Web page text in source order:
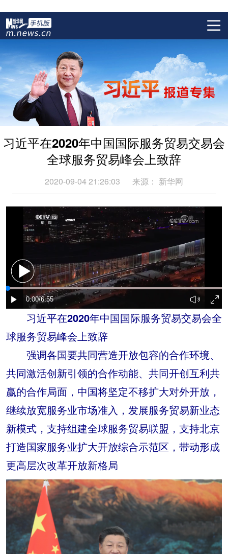
习近平在2020年中国国际服务贸易交易会
全球服务贸易峰会上致辞
2020-09-04 21:26:03 来源： 新华网
习近平在2020年中国国际服务贸易交易会全
球服务贸易峰会上致辞
强调各国要共同营造开放包容的合作环境、
共同激活创新引领的合作动能、共同开创互利共
赢的合作局面，中国将坚定不移扩大对外开放，
继续放宽服务业市场准入，发展服务贸易新业态
新模式，支持组建全球服务贸易联盟，支持北京
打造国家服务业扩大开放综合示范区，带动形成
更高层次改革开放新格局